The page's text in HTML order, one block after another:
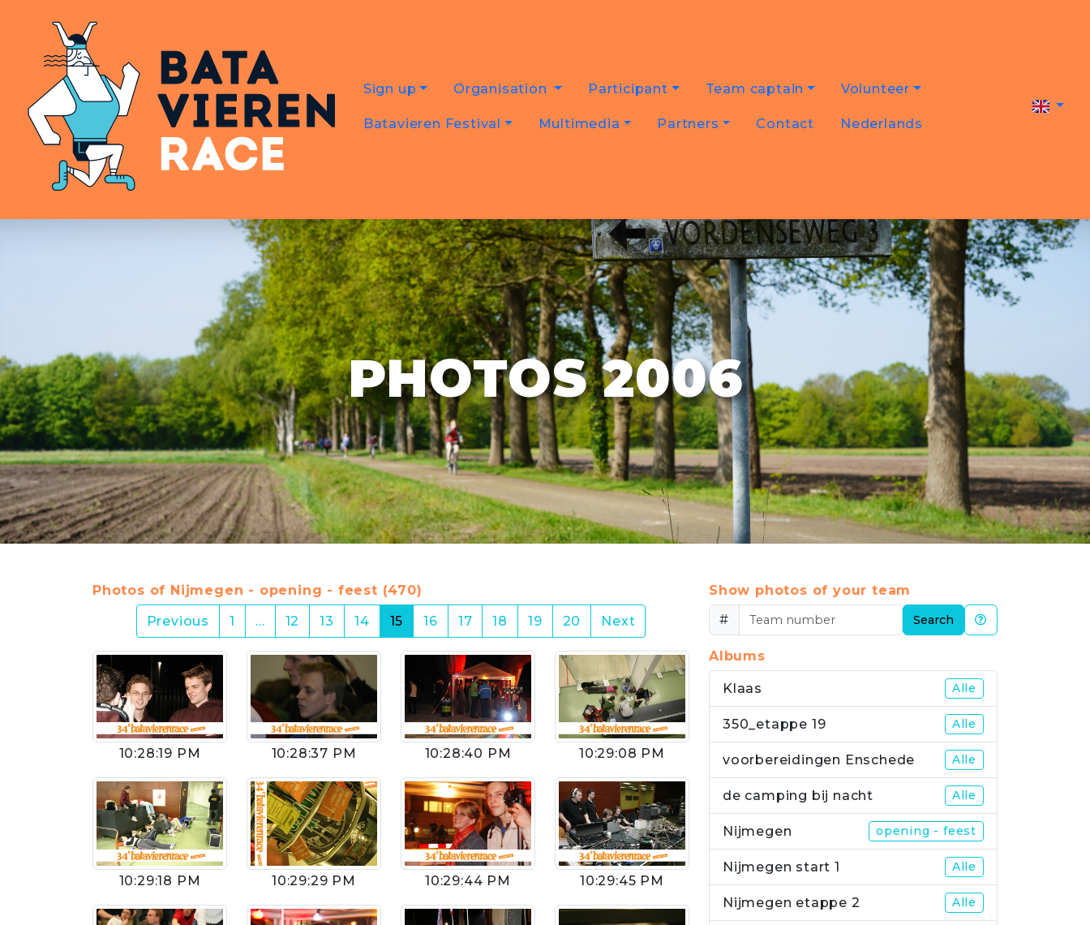
Sign up Organisation Participant Team captain Volunteer
Batavieren Festival Multimedia Partners Contact Nederlands
PHOTOS 2006
Photos of Nijmegen - opening - feest (470)
Previous
1 … 12 13 14 15 (current)
16 17 18 19 20 Next
10:28:19 PM 10:28:37 PM 10:28:40 PM 10:29:08 PM
10:29:18 PM 10:29:29 PM 10:29:44 PM 10:29:45 PM
Show photos of your team
#
Search
Albums
Klaas Alle
350_etappe 19 Alle
voorbereidingen Enschede Alle
de camping bij nacht Alle
Nijmegen opening - feest
Nijmegen start 1 Alle
Nijmegen etappe 2 Alle